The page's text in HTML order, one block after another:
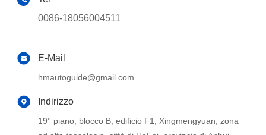
0086-18056004511
E-Mail
hmautoguide@gmail.com
Indirizzo
19° piano, blocco B, edificio F1, Xingmengyuan, zona